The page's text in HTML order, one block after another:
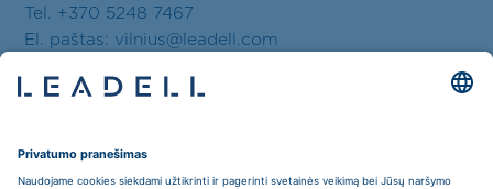
Tel. +370 5248 7467
El. paštas: vilnius@leadell.com